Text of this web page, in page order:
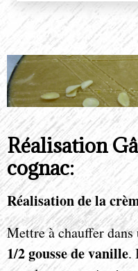
Réalisation
cognac:
Réalisation de la
Mettre à chauffer dans
1/2 gousse de vanille.